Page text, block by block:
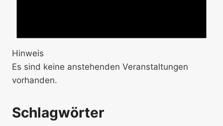
Hinweis
Es sind keine anstehenden Veranstaltungen
vorhanden.
Schlagwörter